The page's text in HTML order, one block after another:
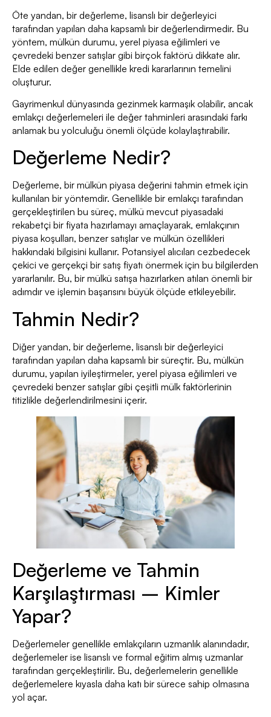
Öte yandan, bir değerleme, lisanslı bir değerleyici
tarafından yapılan daha kapsamlı bir değerlendirmedir. Bu
yöntem, mülkün durumu, yerel piyasa eğilimleri ve
çevredeki benzer satışlar gibi birçok faktörü dikkate alır.
Elde edilen değer genellikle kredi kararlarının temelini
oluşturur.
Gayrimenkul dünyasında gezinmek karmaşık olabilir, ancak
emlakçı değerlemeleri ile değer tahminleri arasındaki farkı
anlamak bu yolculuğu önemli ölçüde kolaylaştırabilir.
Değerleme Nedir?
Değerleme, bir mülkün piyasa değerini tahmin etmek için
kullanılan bir yöntemdir. Genellikle bir emlakçı tarafından
gerçekleştirilen bu süreç, mülkü mevcut piyasadaki
rekabetçi bir fiyata hazırlamayı amaçlayarak, emlakçının
piyasa koşulları, benzer satışlar ve mülkün özellikleri
hakkındaki bilgisini kullanır. Potansiyel alıcıları cezbedecek
çekici ve gerçekçi bir satış fiyatı önermek için bu bilgilerden
yararlanılır. Bu, bir mülkü satışa hazırlarken atılan önemli bir
adımdır ve işlemin başarısını büyük ölçüde etkileyebilir.
Tahmin Nedir?
Diğer yandan, bir değerleme, lisanslı bir değerleyici
tarafından yapılan daha kapsamlı bir süreçtir. Bu, mülkün
durumu, yapılan iyileştirmeler, yerel piyasa eğilimleri ve
çevredeki benzer satışlar gibi çeşitli mülk faktörlerinin
titizlikle değerlendirilmesini içerir.
Değerleme ve Tahmin
Karşılaştırması – Kimler
Yapar?
Değerlemeler genellikle emlakçıların uzmanlık alanındadır,
değerlemeler ise lisanslı ve formal eğitim almış uzmanlar
tarafından gerçekleştirilir. Bu, değerlemelerin genellikle
değerlemelere kıyasla daha katı bir sürece sahip olmasına
yol açar.